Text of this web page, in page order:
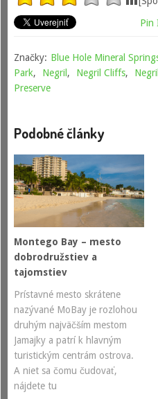
Pin
Značky: Blue Hole Mineral
Park, Negril , Negril Cliffs,
Preserve
Podobné články
Montego Bay – mesto
dobrodružstiev a
tajomstiev
Prístavné mesto skrátene
nazývané MoBay je rozlohou
druhým najväčším mestom
Jamajky a patrí k hlavným
turistickým centrám ostrova.
A niet sa čomu čudovať,
nájdete tu